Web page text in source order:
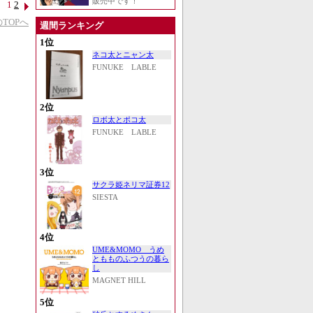
1 2
へ
週間ランキング
1位
ネコ太とニャン太
FUNUKE LABLE
2位
ロボ太とポコ太
FUNUKE LABLE
3位
サクラ姫ネリマ証券12
SIESTA
4位
UME&MOMO うめ
ともものふつうの暮ら
し
MAGNET HILL
5位